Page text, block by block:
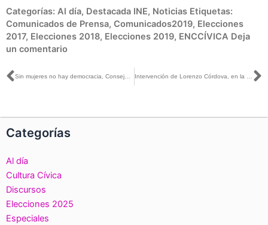
Categorías: Al día, Destacada INE, Noticias Etiquetas:
Comunicados de Prensa, Comunicados2019, Elecciones
2017, Elecciones 2018, Elecciones 2019, ENCCÍVICA Deja
un comentario
Ant Sin mujeres no hay democracia, Consejera Dania Ravel Cuevas Intervención de Lorenzo Córdova, en la instalación de la Cátedra Extraordinaria ENCCÍVICA Francisco I. Madero
Categorías
Al día
Cultura Cívica
Discursos
Elecciones 2025
Especiales